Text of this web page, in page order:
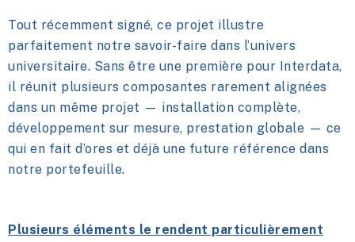
Tout récemment signé, ce projet illustre
parfaitement notre savoir-faire dans l’univers
universitaire. Sans être une première pour Interdata,
il réunit plusieurs composantes rarement alignées
dans un même projet — installation complète,
développement sur mesure, prestation globale — ce
qui en fait d’ores et déjà une future référence dans
notre portefeuille.
Plusieurs éléments le rendent particulièrement